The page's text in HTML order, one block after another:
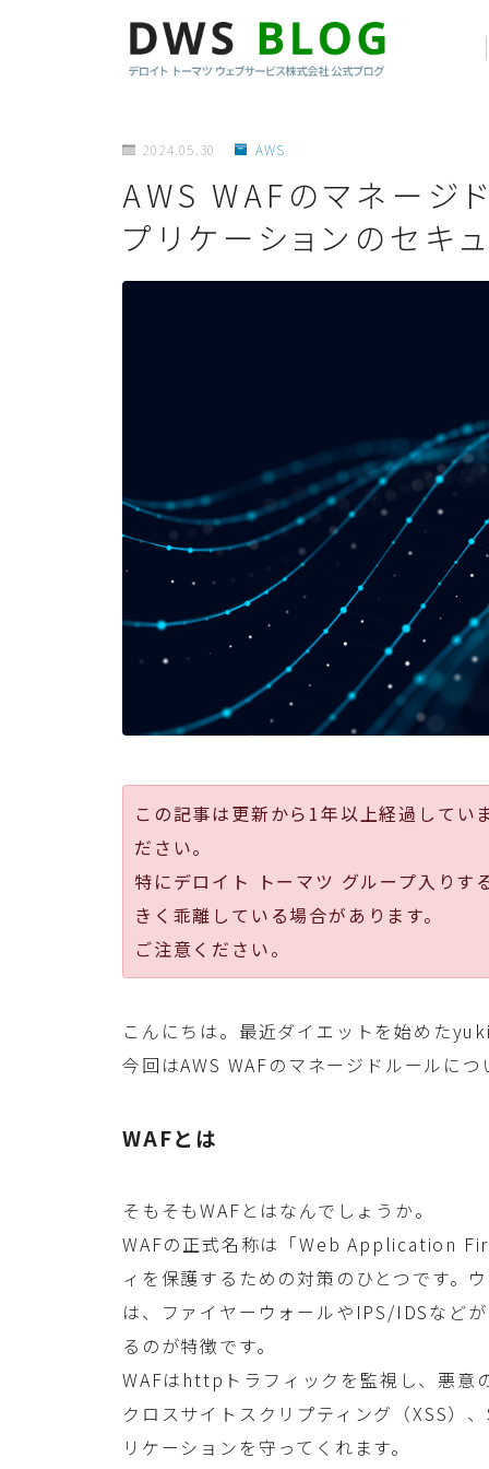
2024.05.30 AWS
AWS WAFのマネージ
プリケーションのセキ
この記事は更新から1年以上経過して
ださい。
特にデロイト トーマツ グループ入り
きく乖離している場合があります。
ご注意ください。
こんにちは。最近ダイエットを始めた
今回はAWS WAFのマネージドルールに
WAFとは
そもそもWAFとはなんでしょうか。
WAFの正式名称は「Web Application
ィを保護するための対策のひとつです。
は、ファイヤーウォールやIPS/IDSなど
るのが特徴です。
WAFはhttpトラフィックを監視し、悪意
クロスサイトスクリプティング（XSS）
リケーションを守ってくれます。